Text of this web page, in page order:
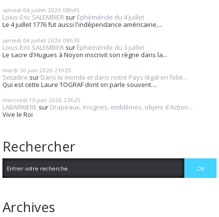
samedi 04 juillet 2026 08h45
Loius-Eric SALEMBIER sur Éphéméride du 4 juillet
Le 4 juillet 1776 fut aussi l'indépendance américaine,...
samedi 04 juillet 2026 08h30
Loius-Eric SALEMBIER sur Éphéméride du 3 juillet
Le sacre d'Hugues à Noyon inscrivit son règne dans la...
mardi 30 juin 2026 21h20
Setadire sur Dans le monde et dans notre Pays légal en folie...
Qui est cette Laure TOGRAF dont on parle souvent....
mercredi 10 juin 2026 23h25
LABARRIERE sur Drapeaux, insignes, emblèmes, objets d'Action...
Vive le Roi
Rechercher
Archives